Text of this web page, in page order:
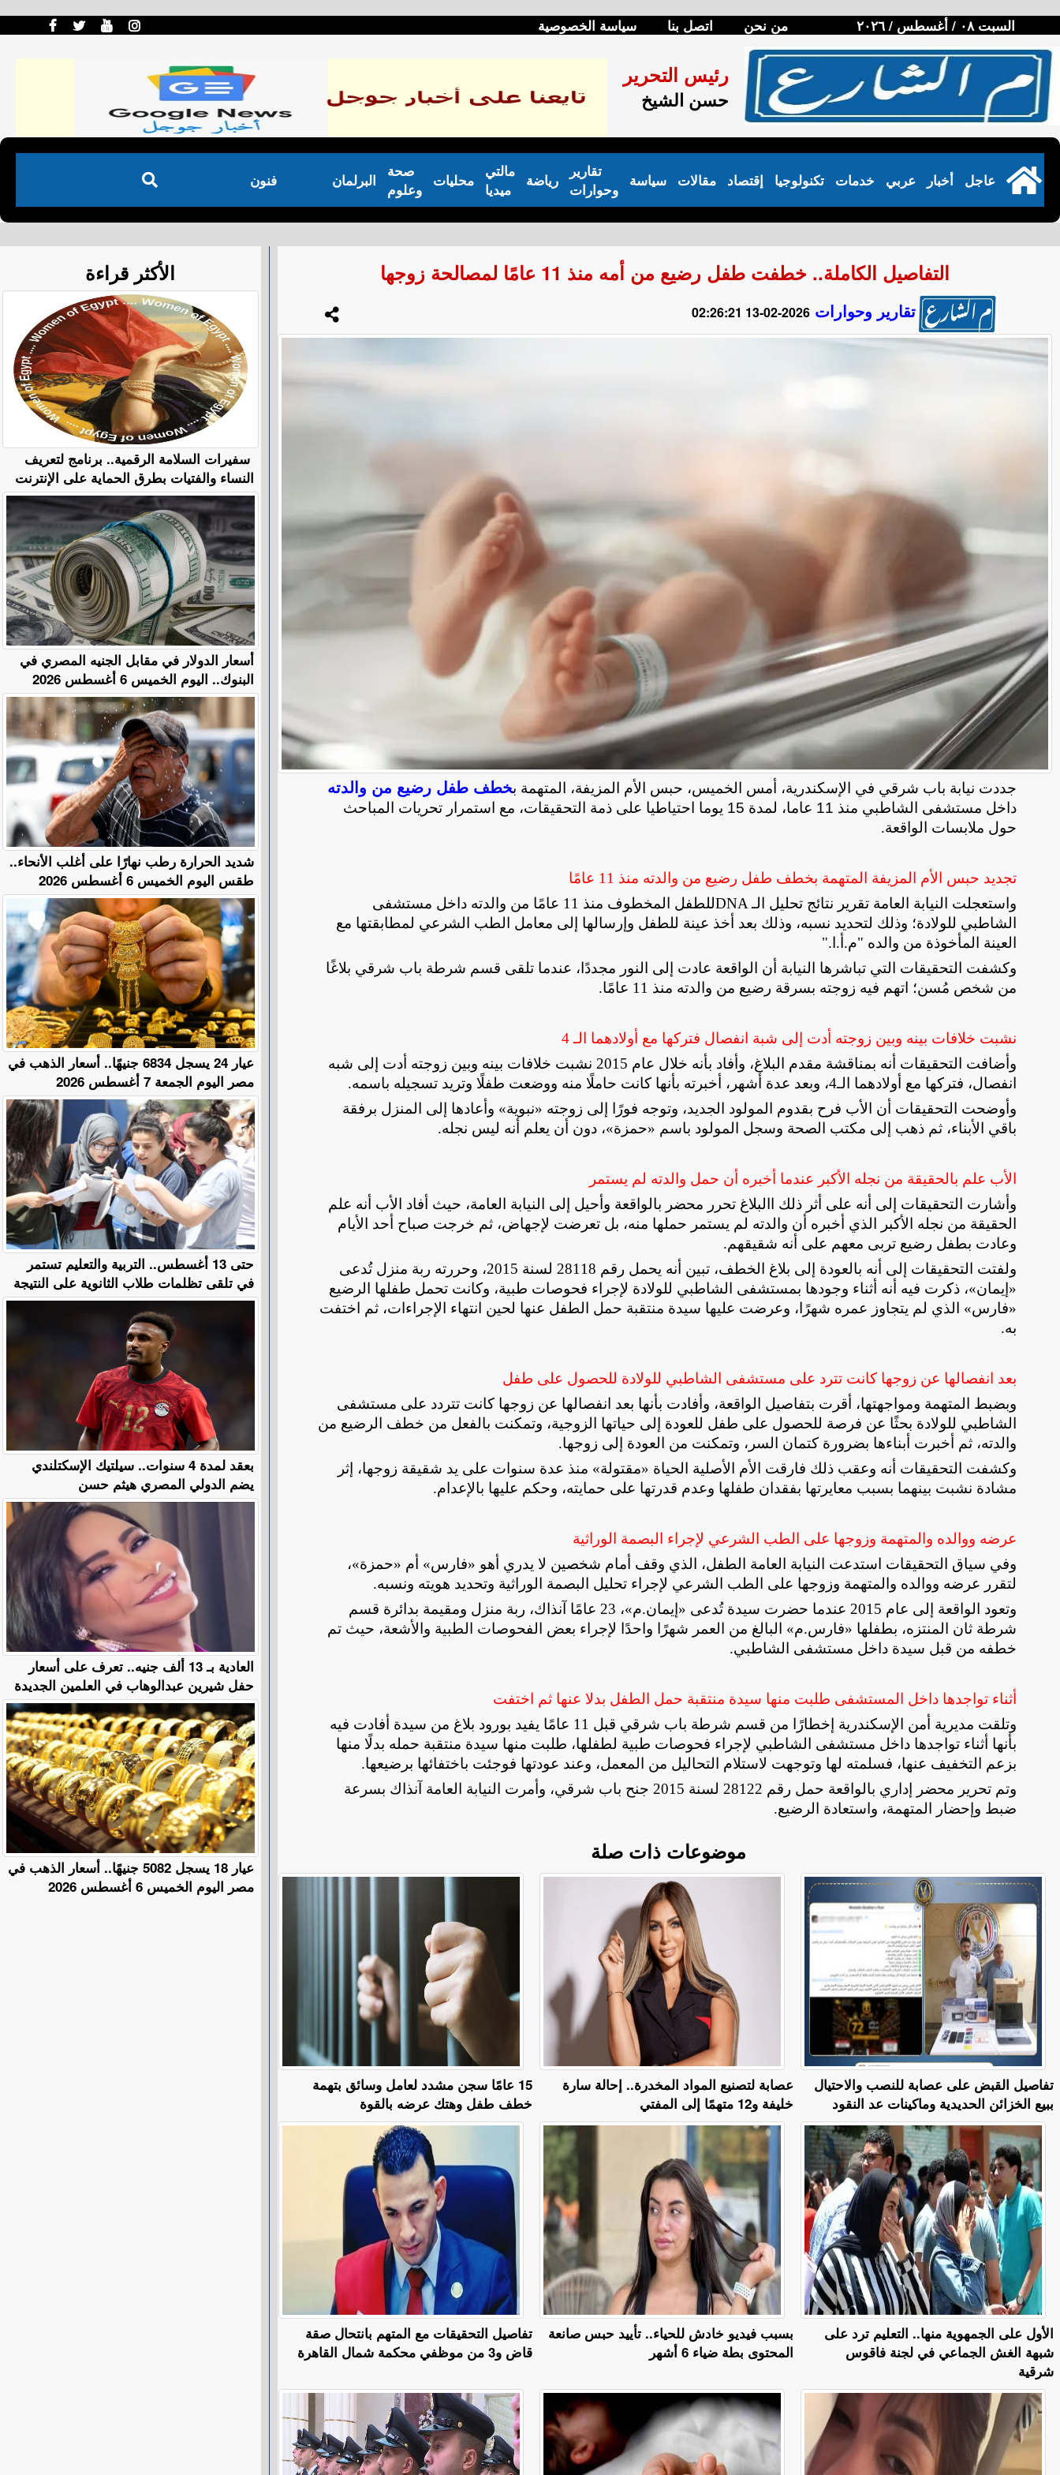
السبت ٠٨ / أغسطس / ٢٠٢٦ من نحن اتصل بنا سياسة الخصوصية
رئيس التحرير
حسن الشيخ
فنون البرلمان
صحة
وعلوم
محليات
مالتي
ميديا
رياضة
تقارير
وحوارات
سياسة مقالات إقتصاد تكنولوجيا خدمات عربي أخبار عاجل
التفاصيل الكاملة.. خطفت طفل رضيع من أمه منذ 11 عامًا لمصالحة زوجها
تقارير وحوارات 2026-02-13 02:26:21
جددت نيابة باب شرقي في الإسكندرية، أمس الخميس، حبس الأم المزيفة، المتهمة بخطف طفل رضيع من والدته
داخل مستشفى الشاطبي منذ 11 عاما، لمدة 15 يوما احتياطيا على ذمة التحقيقات، مع استمرار تحريات المباحث
حول ملابسات الواقعة.
تجديد حبس الأم المزيفة المتهمة بخطف طفل رضيع من والدته منذ 11 عامًا
واستعجلت النيابة العامة تقرير نتائج تحليل الـDNA
للطفل المخطوف منذ 11 عامًا من والدته داخل مستشفى
الشاطبي للولادة؛ وذلك لتحديد نسبه، وذلك بعد أخذ عينة للطفل وإرسالها إلى معامل الطب الشرعي لمطابقتها مع
العينة المأخوذة من والده "م.أ.ا ".
وكشفت التحقيقات التي تباشرها النيابة أن الواقعة عادت إلى النور مجددًا، عندما تلقى قسم شرطة باب شرقي بلاغًا
من شخص مُسن؛ اتهم فيه زوجته بسرقة رضيع من والدته منذ 11 عامًا
.
نشبت خلافات بينه وبين زوجته أدت إلى شبة انفصال فتركها مع أولادهما الـ 4
وأضافت التحقيقات أنه بمناقشة مقدم البلاغ، وأفاد بأنه خلال عام 2015 نشبت خلافات بينه وبين زوجته أدت إلى شبه
انفصال، فتركها مع أولادهما الـ4، وبعد عدة أشهر، أخبرته بأنها كانت حاملًا منه ووضعت طفلًا وتريد تسجيله باسمه
.
وأوضحت التحقيقات أن الأب فرح بقدوم المولود الجديد، وتوجه فورًا إلى زوجته «نبوية» وأعادها إلى المنزل برفقة
باقي الأبناء، ثم ذهب إلى مكتب الصحة وسجل المولود باسم «حمزة»، دون أن يعلم أنه ليس نجله.
الأب علم بالحقيقة من نجله الأكبر عندما أخبره أن حمل والدته لم يستمر
وأشارت التحقيقات إلى أنه على أثر ذلك االبلاغ تحرر محضر بالواقعة وأحيل إلى النيابة العامة، حيث أفاد الأب أنه علم
الحقيقة من نجله الأكبر الذي أخبره أن والدته لم يستمر حملها منه، بل تعرضت لإجهاض، ثم خرجت صباح أحد الأيام
وعادت بطفل رضيع تربى معهم على أنه شقيقهم.
ولفتت التحقيقات إلى أنه بالعودة إلى بلاغ الخطف، تبين أنه يحمل رقم 28118 لسنة 2015، وحررته ربة منزل تُدعى
«إيمان»، ذكرت فيه أنه أثناء وجودها بمستشفى الشاطبي للولادة لإجراء فحوصات طبية، وكانت تحمل طفلها الرضيع
«فارس» الذي لم يتجاوز عمره شهرًا، وعرضت عليها سيدة منتقبة حمل الطفل عنها لحين انتهاء الإجراءات، ثم اختفت
به.
بعد انفصالها عن زوجها كانت تترد على مستشفى الشاطبي للولادة للحصول على طفل
وبضبط المتهمة ومواجهتها، أقرت بتفاصيل الواقعة، وأفادت بأنها بعد انفصالها عن زوجها كانت تتردد على مستشفى
الشاطبي للولادة بحثًا عن فرصة للحصول على طفل للعودة إلى حياتها الزوجية، وتمكنت بالفعل من خطف الرضيع من
والدته، ثم أخبرت أبناءها بضرورة كتمان السر، وتمكنت من العودة إلى زوجها.
وكشفت التحقيقات أنه وعقب ذلك فارقت الأم الأصلية الحياة «مقتولة» منذ عدة سنوات على يد شقيقة زوجها، إثر
مشادة نشبت بينهما بسبب معايرتها بفقدان طفلها وعدم قدرتها على حمايته، وحكم عليها بالإعدام.
عرضه ووالده والمتهمة وزوجها على الطب الشرعي لإجراء البصمة الوراثية
وفي سياق التحقيقات استدعت النيابة العامة الطفل، الذي وقف أمام شخصين لا يدري أهو «فارس» أم «حمزة»،
لتقرر عرضه ووالده والمتهمة وزوجها على الطب الشرعي لإجراء تحليل البصمة الوراثية وتحديد هويته ونسبه.
وتعود الواقعة إلى عام 2015 عندما حضرت سيدة تُدعى «إيمان.م»، 23 عامًا آنذاك، ربة منزل ومقيمة بدائرة قسم
شرطة ثان المنتزه، بطفلها «فارس.م» البالغ من العمر شهرًا واحدًا لإجراء بعض الفحوصات الطبية والأشعة، حيث تم
خطفه من قبل سيدة داخل مستشفى الشاطبي.
أثناء تواجدها داخل المستشفى طلبت منها سيدة منتقبة حمل الطفل بدلا عنها ثم اختفت
وتلقت مديرية أمن الإسكندرية إخطارًا من قسم شرطة باب شرقي قبل 11 عامًا يفيد بورود بلاغ من سيدة أفادت فيه
بأنها أثناء تواجدها داخل مستشفى الشاطبي لإجراء فحوصات طبية لطفلها، طلبت منها سيدة منتقبة حمله بدلًا منها
بزعم التخفيف عنها، فسلمته لها وتوجهت لاستلام التحاليل من المعمل، وعند عودتها فوجئت باختفائها برضيعها.
وتم تحرير محضر إداري بالواقعة حمل رقم 28122 لسنة 2015 جنح باب شرقي، وأمرت النيابة العامة آنذاك بسرعة
ضبط وإحضار المتهمة، واستعادة الرضيع.
موضوعات ذات صلة
15 عامًا سجن مشدد لعامل وسائق بتهمة
خطف طفل وهتك عرضه بالقوة
عصابة لتصنيع المواد المخدرة.. إحالة سارة
خليفة و12 متهمًا إلى المفتي
تفاصيل القبض على عصابة للنصب والاحتيال
ببيع الخزائن الحديدية وماكينات عد النقود
تفاصيل التحقيقات مع المتهم بانتحال صقة
قاض و3 من موظفي محكمة شمال القاهرة
بسبب فيديو خادش للحياء.. تأييد حبس صانعة
المحتوى بطة ضياء 6 أشهر
الأول على الجمهوية منها.. التعليم ترد على
شبهة الغش الجماعي في لجنة فاقوس
شرقية
الأكثر قراءة
سفيرات السلامة الرقمية.. برنامج لتعريف
النساء والفتيات بطرق الحماية على الإنترنت
أسعار الدولار في مقابل الجنيه المصري في
البنوك.. اليوم الخميس 6 أغسطس 2026
​شديد الحرارة رطب نهارًا على أغلب الأنحاء..
طقس اليوم الخميس 6 أغسطس 2026
عيار 24 يسجل 6834 جنيهًا.. أسعار الذهب في
مصر اليوم الجمعة 7 أغسطس 2026
حتى 13 أغسطس.. التربية والتعليم تستمر
في تلقى تظلمات طلاب الثانوية على النتيجة
بعقد لمدة 4 سنوات.. سيلتيك الإسكتلندي
يضم الدولي المصري هيثم حسن
العادية بـ 13 ألف جنيه.. تعرف على أسعار
حفل شيرين عبدالوهاب في العلمين الجديدة
عيار 18 يسجل 5082 جنيهًا.. أسعار الذهب في
مصر اليوم الخميس 6 أغسطس 2026